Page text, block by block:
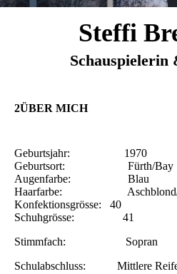
Steffi
Schauspielerin
2ÜBER MICH
Geburtsjahr: 1970
Geburtsort: Fürth/Bay
Augenfarbe: Blau
Haarfarbe: Aschblond/
Konfektionsgrösse: 40
Schuhgrösse: 41
Stimmfach: Sopran
Schulabschluss: Mittlere